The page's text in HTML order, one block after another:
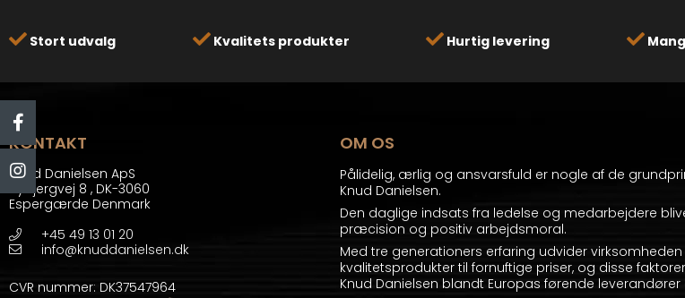
Stort udvalg Kvalitets produkter Hurtig levering
KONTAKT
Knud Danielsen ApS
Bybjergvej 8 , DK-3060
Espergærde Denmark
+45 49 13 01 20
info@knuddanielsen.dk
CVR nummer: DK37547964
OM OS
Pålidelig, ærlig og ansvarsfuld er nogle af de
Knud Danielsen.
Den daglige indsats fra ledelse og medarbejdere
præcision og positiv arbejdsmoral.
Med tre generationers erfaring udvider
kvalitetsprodukter til fornuftige priser, og disse
Knud Danielsen blandt Europas førende